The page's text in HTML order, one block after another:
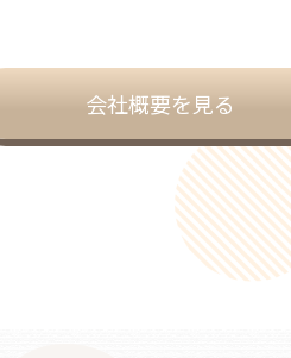
会社概要を見る